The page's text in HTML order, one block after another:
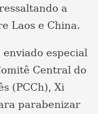
a
Laos e China.
especial
Central do
(PCCh), Xi
parabenizar